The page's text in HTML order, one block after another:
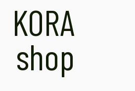
KORA
shop